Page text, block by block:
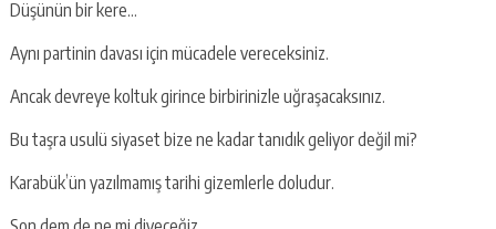
Düşünün bir kere…
Aynı partinin davası için mücadele vereceksiniz.
Ancak devreye koltuk girince birbirinizle uğraşacaksınız.
Bu taşra usulü siyaset bize ne kadar tanıdık geliyor değil mi?
Karabük’ün yazılmamış tarihi gizemlerle doludur.